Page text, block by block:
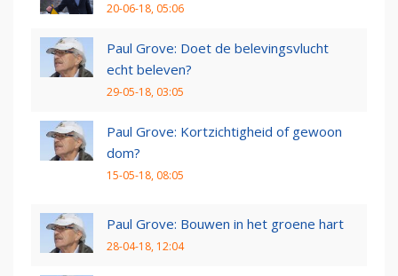
20-06-18, 05:06
Paul Grove: Doet de belevingsvlucht
echt beleven?
29-05-18, 03:05
Paul Grove: Kortzichtigheid of gewoon
dom?
15-05-18, 08:05
Paul Grove: Bouwen in het groene hart
28-04-18, 12:04